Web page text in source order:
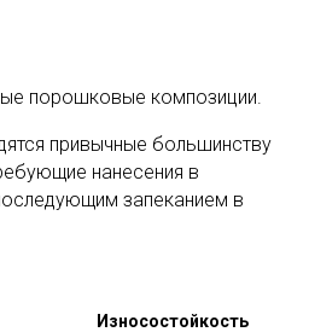
порошковые композиции.
привычные большинству
нанесения в
запеканием в
Износостойкость